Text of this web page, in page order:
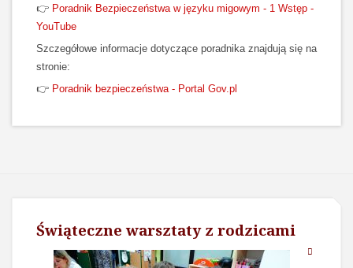
👉 Poradnik Bezpieczeństwa w języku migowym - 1 Wstęp -
YouTube
Szczegółowe informacje dotyczące poradnika znajdują się na
stronie:
👉 Poradnik bezpieczeństwa - Portal Gov.pl
Świąteczne warsztaty z rodzicami